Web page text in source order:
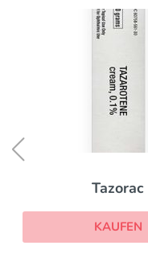
Tazorac
KAUFEN